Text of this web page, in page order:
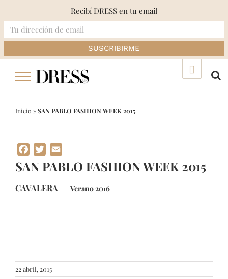
Inicio »SAN PABLO FASHION WEEK 2015
Facebook
Twitter
SAN PABLO FASHION WEEK 2015
CAVALERA Verano 2016
22 abril, 2015
Recibí DRESS en tu email